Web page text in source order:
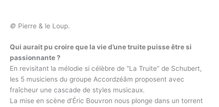
© Pierre & le Loup.
Qui aurait pu croire que la vie d’une truite puisse être si
passionnante ?
En revisitant la mélodie si célèbre de “La Truite” de Schubert,
les 5 musiciens du groupe Accordzéâm proposent avec
fraîcheur une cascade de styles musicaux.
La mise en scène d’Éric Bouvron nous plonge dans un torrent